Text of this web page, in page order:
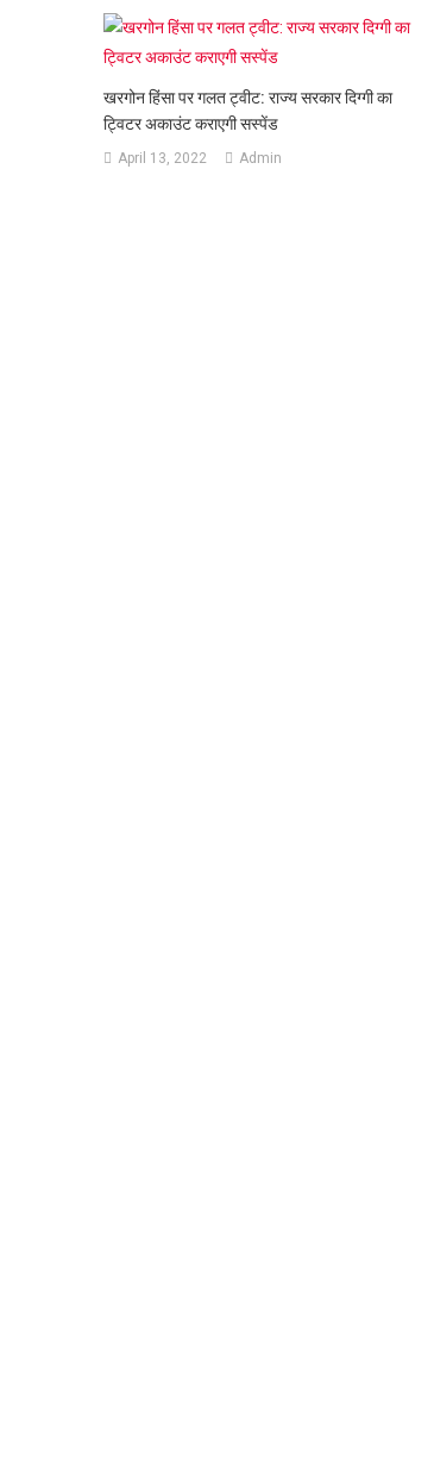
खरगोन हिंसा पर गलत ट्वीट: राज्‍य सरकार दिग्‍गी का
ट्विटर अकाउंट कराएगी सस्‍पेंड
April 13, 2022 Admin